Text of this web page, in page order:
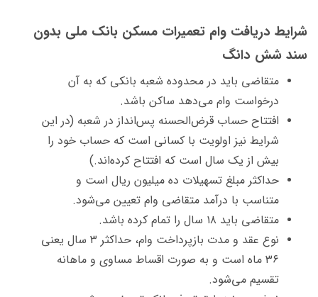
شرایط دریافت وام تعمیرات مسکن بانک ملی بدون
سند شش دانگ
متقاضی باید در محدوده شعبه بانکی که به آن
درخواست وام می‌دهد ساکن باشد.
افتتاح حساب قرض‌الحسنه پس‌انداز در شعبه (در این
شرایط نیز اولویت با کسانی است که حساب خود را
بیش از یک سال است که افتتاح کرده‌اند.)
حداکثر مبلغ تسهیلات ده میلیون ریال است و
متناسب با درآمد متقاضی وام تعیین می‌شود.
متقاضی باید ۱۸ سال را تمام کرده باشد.
نوع عقد و مدت بازپرداخت وام، حداکثر ۳ سال یعنی
۳۶ ماه است و به صورت اقساط مساوی و ماهانه
تقسیم می‌شود.